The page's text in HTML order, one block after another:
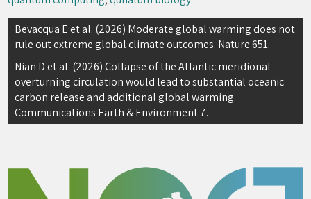
Navigacija
prispevka
Bevacqua E et al. (2026) Moderate global warming does not
rule out extreme global climate outcomes. Nature 651.
Nian D et al. (2026) Collapse of the Atlantic meridional
overturning circulation would lead to substantial oceanic
carbon release and additional global warming.
Communications Earth & Environment 7.